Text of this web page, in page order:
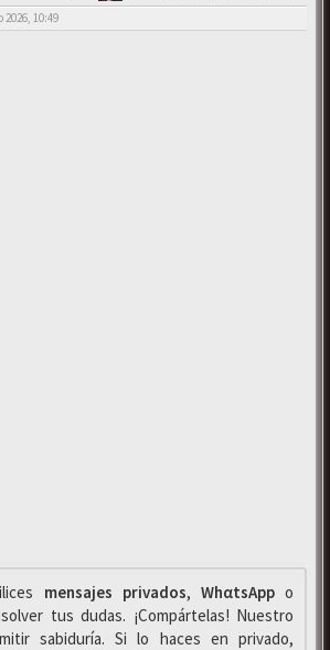
10:49
mensajes privados, WhαtsAppo
tus dudas. ¡Compártelas! Nuestro
sabiduría. Si lo haces en privado,